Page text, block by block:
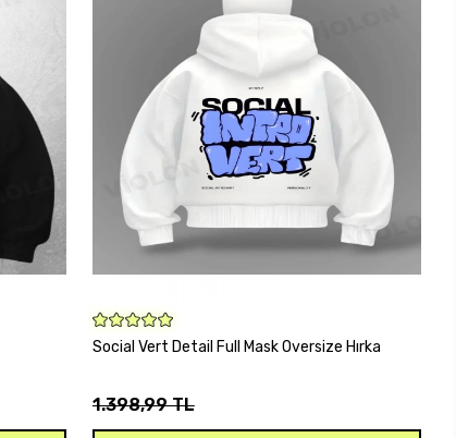
SEPETE EKLE
Social Vert Detail Full Mask Oversize Hırka
1.398,99 TL